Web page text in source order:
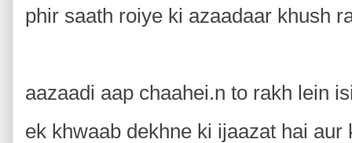
phir saath roiye ki azaadaar
aazaadi aap chaahei.n to rakh lein
ek khwaab dekhne ki ijaazat hai aur